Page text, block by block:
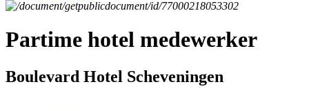
Partime hotel medewerker
Boulevard Hotel Scheveningen